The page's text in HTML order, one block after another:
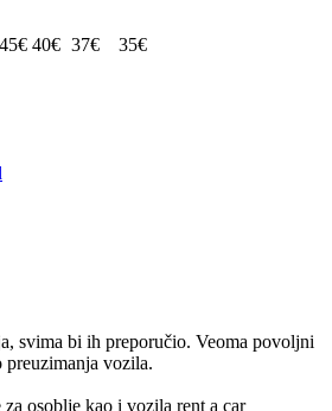
45€ 40€ 37€ 35€
svima bi ih preporučio. Veoma povoljni
vozila.
osoblje kao i vozila rent a car